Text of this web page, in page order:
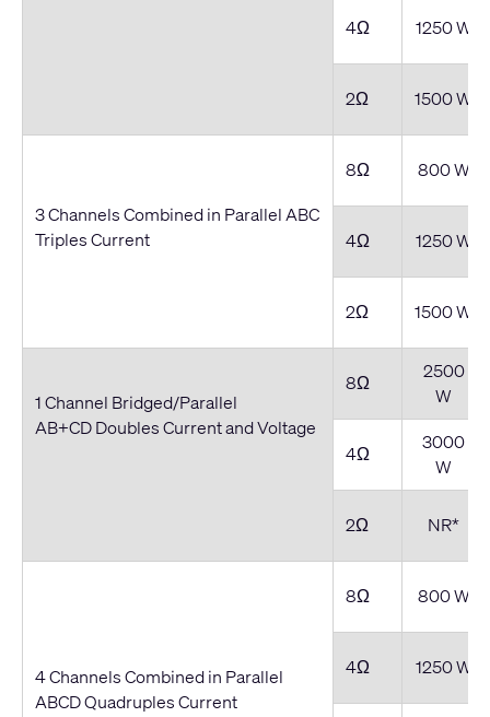
4Ω 1250 W
2Ω 1500 W
3 Channels Combined in Parallel ABC
Triples Current
8Ω 800 W
4Ω 1250 W
2Ω 1500 W
1 Channel Bridged/Parallel
AB+CD Doubles Current and Voltage
8Ω
2500
W
4Ω
3000
W
2Ω NR*
4 Channels Combined in Parallel
ABCD Quadruples Current
8Ω 800 W
4Ω 1250 W